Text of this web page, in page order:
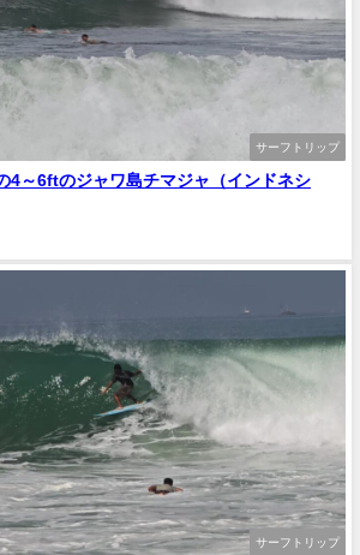
サーフトリップ
4～6ftのジャワ島チマジャ（インドネシ
サーフトリップ